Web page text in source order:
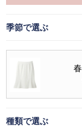
季節で選ぶ
種類で選ぶ